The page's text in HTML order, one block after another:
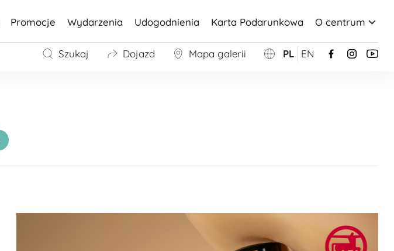
Promocje Wydarzenia Udogodnienia Karta Podarunkowa O centrum
Szukaj Dojazd Mapa galerii PL EN